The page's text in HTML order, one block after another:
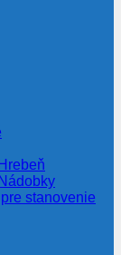
stanovenie